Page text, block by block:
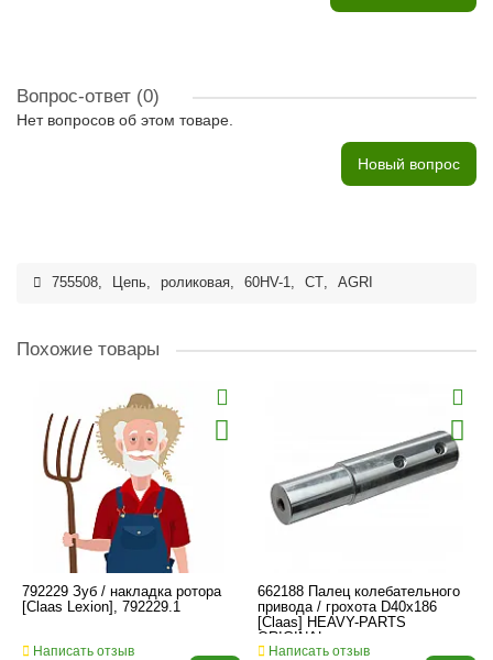
Вопрос-ответ (0)
Нет вопросов об этом товаре.
Новый вопрос
755508, Цепь, роликовая, 60HV-1, CT , AGRI
Похожие товары
792229 Зуб / накладка ротора
[Claas Lexion], 792229.1
Написать отзыв
662188 Палец колебательного
привода / грохота D40x186
[Claas] HEAVY-PARTS
ORIGINAL
Написать отзыв